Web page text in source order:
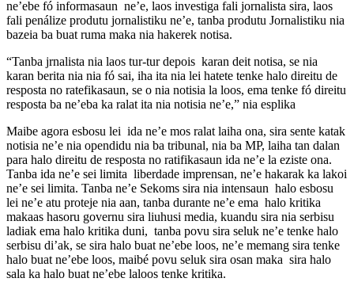
ne’ebe fó informasaun ne’e, laos investiga fali jornalista sira, laos
fali penálize produtu jornalistiku ne’e, tanba produtu Jornalistiku nia
bazeia ba buat ruma maka nia hakerek notisa.
“Tanba jrnalista nia laos tur-tur depois karan deit notisa, se nia
karan berita nia nia fó sai, iha ita nia lei hatete tenke halo direitu de
resposta no ratefikasaun, se o nia notisia la loos, ema tenke fó direitu
resposta ba ne’eba ka ralat ita nia notisia ne’e,” nia esplika
Maibe agora esbosu lei ida ne’e mos ralat laiha ona, sira sente katak
notisia ne’e nia opendidu nia ba tribunal, nia ba MP, laiha tan dalan
para halo direitu de resposta no ratifikasaun ida ne’e la eziste ona.
Tanba ida ne’e sei limita liberdade imprensan, ne’e hakarak ka lakoi
ne’e sei limita. Tanba ne’e Sekoms sira nia intensaun halo esbosu
lei ne’e atu proteje nia aan, tanba durante ne’e ema halo kritika
makaas hasoru governu sira liuhusi media, kuandu sira nia serbisu
ladiak ema halo kritika duni, tanba povu sira seluk ne’e tenke halo
serbisu di’ak, se sira halo buat ne’ebe loos, ne’e memang sira tenke
halo buat ne’ebe loos, maibé povu seluk sira osan maka sira halo
sala ka halo buat ne’ebe laloos tenke kritika.